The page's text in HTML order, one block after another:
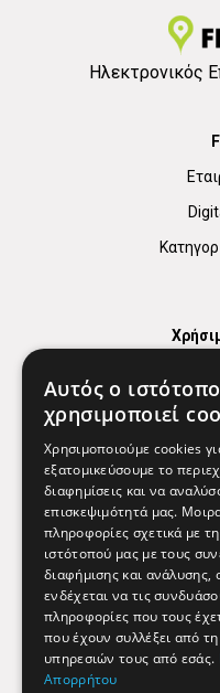
Ηλεκτρονικός
Πολιτική
Αυτός ο
χρησιμοποιεί
Χρησιμοποιούμε cookies
εξατομικεύσουμε το
διαφημίσεις και να
επισκεψιμότητά μας.
πληροφορίες σχετικά με
ιστότοπού μας με τους
διαφήμισης και ανάλυσης,
ενδέχεται να τις
πληροφορίες που τους
που έχουν συλλέξει από
υπηρεσιών τους από εσάς.
Απορρήτου